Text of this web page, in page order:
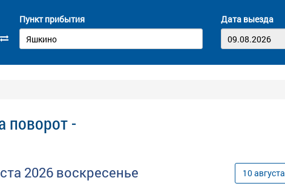
Пункт прибытия Дата выезда
поворот -
2026 воскресенье 10августа